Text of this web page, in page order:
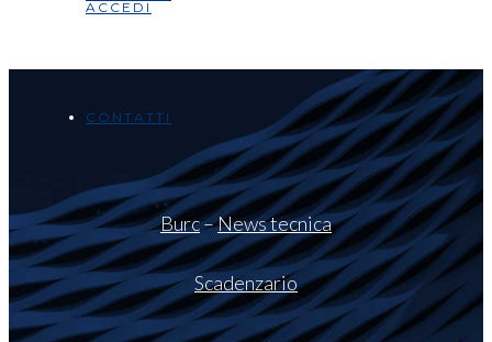
ACCEDI
CONTATTI
Burc–News tecnica
Scadenzario